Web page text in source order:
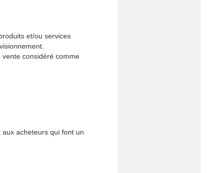
et/ou services
vente considéré comme
aux acheteurs qui font un